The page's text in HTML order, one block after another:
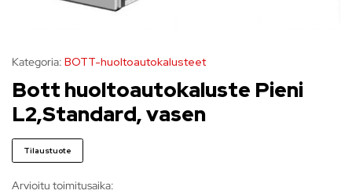
Kategoria: BOTT-huoltoautokalusteet
Bott huoltoautokaluste Pieni
L2,Standard, vasen
Tilaustuote
Arvioitu toimitusaika: